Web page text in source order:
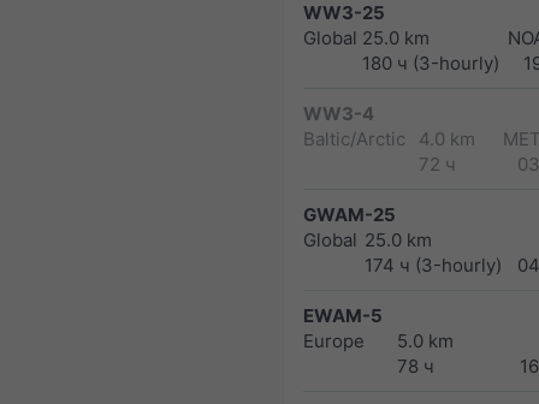
WW3-25
Global 25.0 km
180 ч (3-hourly)
WW3-4
Baltic/Arctic
4.0 km
72 ч
GWAM-25
Global 25.0 km
174 ч (3-hourly)
EWAM-5
Europe
5.0 km
78 ч